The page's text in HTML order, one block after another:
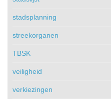
stadsplanning
streekorganen
TBSK
veiligheid
verkiezingen